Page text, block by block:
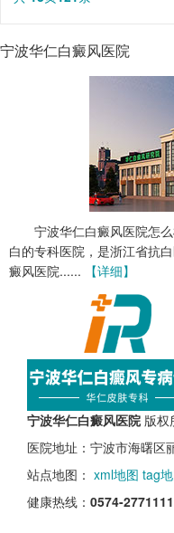
宁波华仁白癜风医院
宁波华仁白癜风医院怎
白的专科医院，是浙江省抗
癜风医院......
【详细】
宁波华仁白癜风医院 版权
医院地址：宁波市海曙区
站点地图： xml地图 tag
健康热线： 0574-